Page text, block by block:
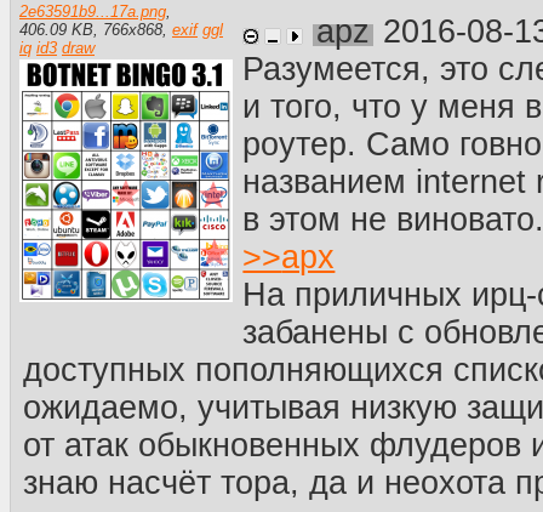
2e63591b9...17a.png
406.09 KB 766x868 exif ggl
iq id3 draw apz 2016-08-
Разумеется, это
и того, что у меня
роутер. Само
названием internet
в этом не
>>apx
На приличных ирц-
забанены с
доступных пополняющихся
ожидаемо, учитывая низкую
от атак обыкновенных флудеров
знаю насчёт тора, да и неохота